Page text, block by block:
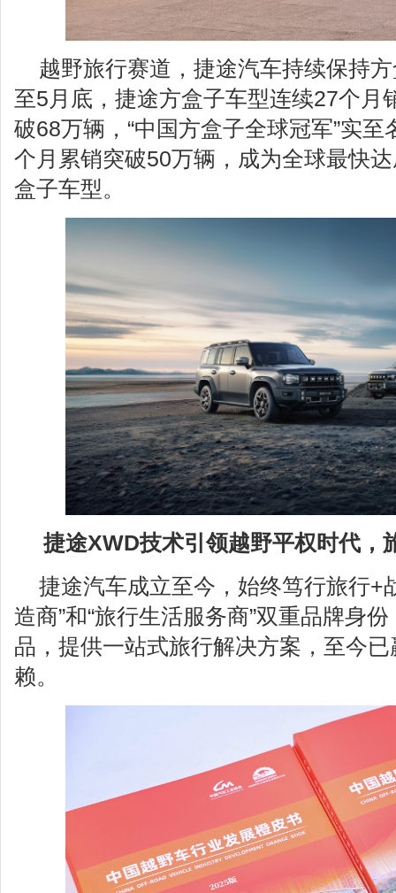
越野旅行赛道，捷途汽车持续保持
至5月底，捷途方盒子车型连续27个月
破68万辆，“中国方盒子全球冠军”实
个月累销突破50万辆，成为全球最快
盒子车型。
捷途XWD技术引领越野平权时代，
捷途汽车成立至今，始终笃行旅行+
造商”和“旅行生活服务商”双重品牌身
品，提供一站式旅行解决方案，至今
赖。